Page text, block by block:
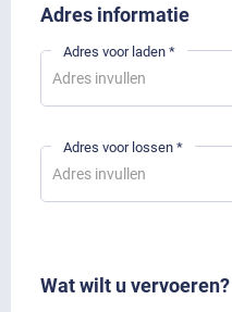
Adres informatie
Adres voor laden *
Adres voor lossen *
Wat wilt u vervoeren?